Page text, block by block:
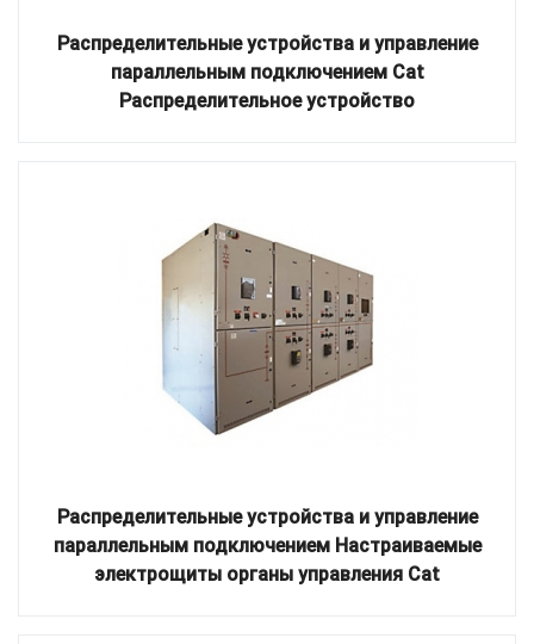
Распределительные устройства и управление
параллельным подключением Cat
Распределительное устройство
Распределительные устройства и управление
параллельным подключением Настраиваемые
электрощиты органы управления Cat